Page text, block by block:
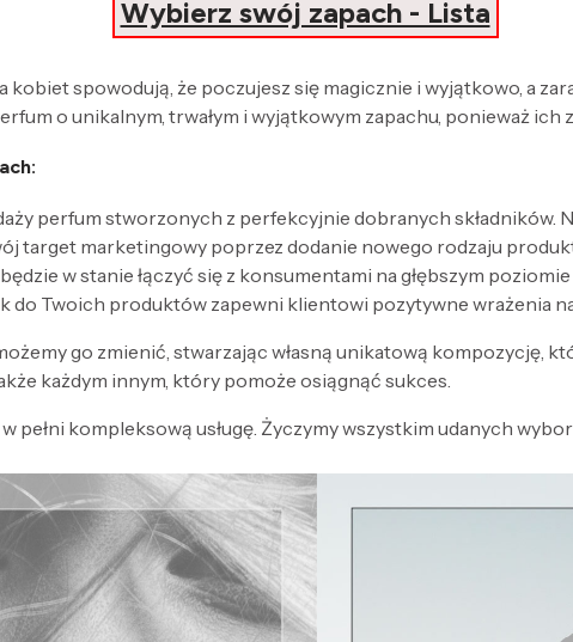
Wybierz swój zapach - Lista
kobiet spowodują, że poczujesz się magicznie i wyjątkowo, a
o unikalnym, trwałym i wyjątkowym zapachu, ponieważ ich
perfum stworzonych z perfekcyjnie dobranych składników.
target marketingowy poprzez dodanie nowego rodzaju
w stanie łączyć się z konsumentami na głębszym
do Twoich produktów zapewni klientowi pozytywne wrażenia
go zmienić, stwarzając własną unikatową kompozycję,
każdym innym, który pomoże osiągnąć sukces.
pełni kompleksową usługę. Życzymy wszystkim udanych